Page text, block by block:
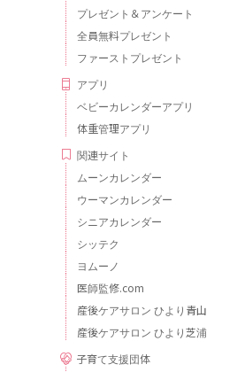
プレゼント＆アンケート
全員無料プレゼント
ファーストプレゼント
アプリ
ベビーカレンダーアプリ
体重管理アプリ
関連サイト
ムーンカレンダー
ウーマンカレンダー
シニアカレンダー
シッテク
ヨムーノ
医師監修.com
産後ケアサロン ひより青山
産後ケアサロン ひより芝浦
子育て支援団体